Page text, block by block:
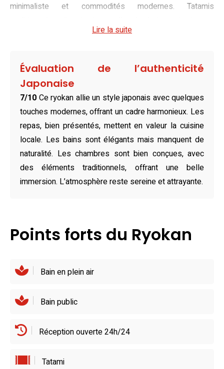
minimaliste et commodités modernes. Tatamis
télévision à écran plat créent un équilibre subtil entre
immaculés assurent un sommeil réparateur, tandis que
chaque détail est pensé pour offrir une expérience
apaisante et mémorable.
Quotidiennement, les deux restaurants du Hakujukan
ravissent avec une cuisine japonaise raffinée. L’ambiance
soignée des salles de repas met en valeur des
spécialités locales préparées avec soin, sublimant les
saveurs intemporelles. Pour varier les plaisirs, des
restaurants de qualité à proximité, comme le Shunmi Wabo
Lire la suite
Évaluation de l’authenticité
Japonaise
7/10 Ce ryokan allie un style japonais avec quelques
touches modernes, offrant un cadre harmonieux. Les
repas, bien présentés, mettent en valeur la cuisine
locale. Les bains sont élégants mais manquent de
naturalité. Les chambres sont bien conçues, avec
des éléments traditionnels, offrant une belle
immersion. L’atmosphère reste sereine et attrayante.
Points forts du Ryokan
Bain en plein air
Bain public
Réception ouverte 24h/24
Tatami